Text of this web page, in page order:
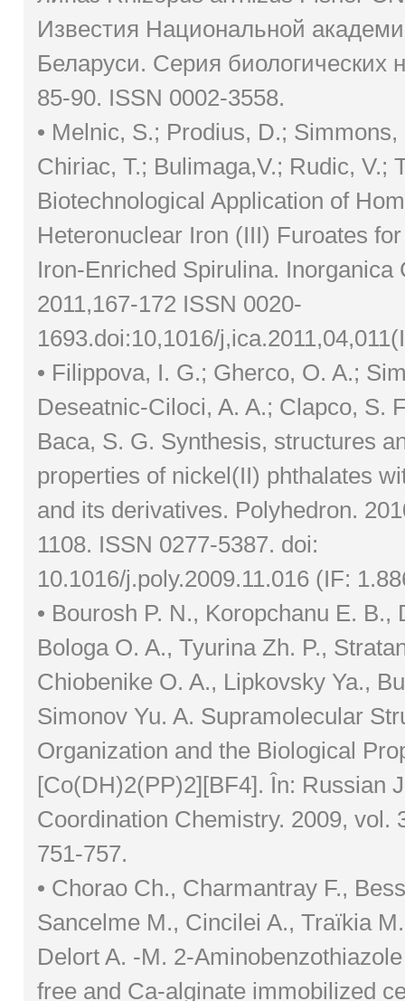
Известия Национальной
Беларуси. Серия биологических
85-90. ISSN 0002-3558.
• Melnic, S.; Prodius, D.;
Chiriac, T.; Bulimaga,V.; Rudic, V.;
Biotechnological Application of
Heteronuclear Iron (III) Furoates
Iron-Enriched Spirulina. Inorganica
2011,167-172 ISSN 0020-
1693.doi:10,1016/
• Filippova, I. G.; Gherco, O. A.;
Deseatnic-Ciloci, A. A.; Clapco, S.
Baca, S. G. Synthesis, structures
properties of nickel(II) phthalates
and its derivatives. Polyhedron.
1108. ISSN 0277-5387. doi:
10.1016/j.poly.2009.11.016 (IF:
• Bourosh P. N., Koropchanu E. B.,
Bologa O. A., Tyurina Zh. P.,
Chiobenike O. A., Lipkovsky Ya.,
Simonov Yu. A. Supramolecular
Organization and the Biological
[Co(DH)2(PP)2][BF4]. În: Russian
Coordination Chemistry. 2009, vol.
751-757.
• Chorao Ch., Charmantray F.,
Sancelme M., Cincilei A., Traïkia
Delort A. -M. 2-
free and Ca-alginate immobilized